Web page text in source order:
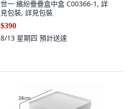
世一 繽紛疊疊盒中盒 C00366-1, 詳
見包裝, 詳見包裝
$390
8/13 星期四 預計送達